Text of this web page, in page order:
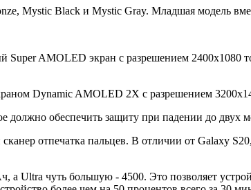
Mystic Black и Mystic Gray. Младшая модель
Super AMOLED экран с разрешением
Dynamic AMOLED 2X с разрешением
должно обеспечить защиту при падении до двух
отпечатка пальцев. В отличии от Galaxy
а Ultra чуть большую - 4500. Это позволяет